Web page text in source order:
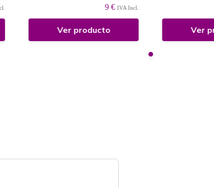
9 € IVA Incl.
Ver producto Ver